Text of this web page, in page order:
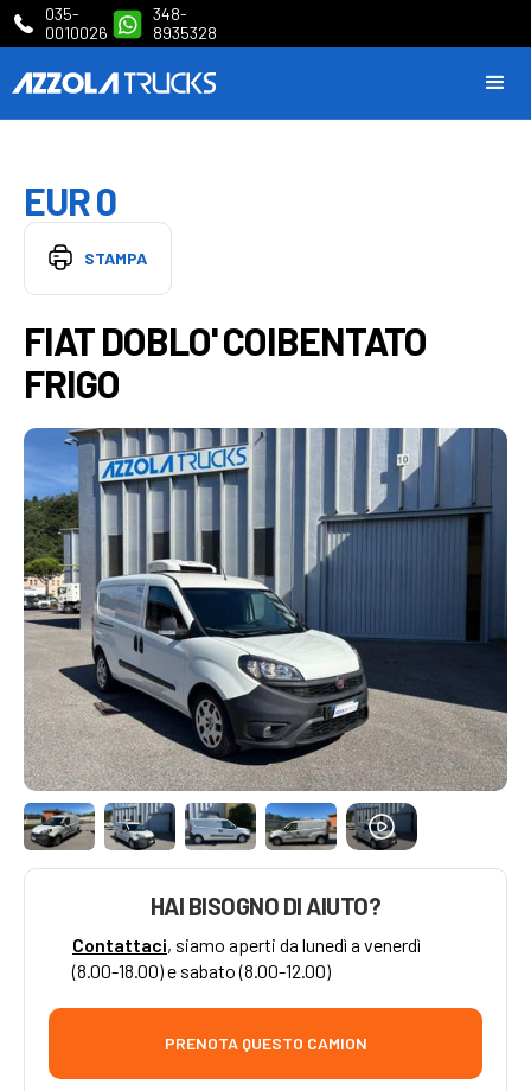
035-
0010026
348-
8935328
EUR 0
FIAT DOBLO' COIBENTATO
FRIGO
STAMPA
HAI BISOGNO DI AIUTO?
Contattaci, siamo aperti da lunedì a venerdì
(8.00-18.00) e sabato (8.00-12.00)
PRENOTA QUESTO CAMION